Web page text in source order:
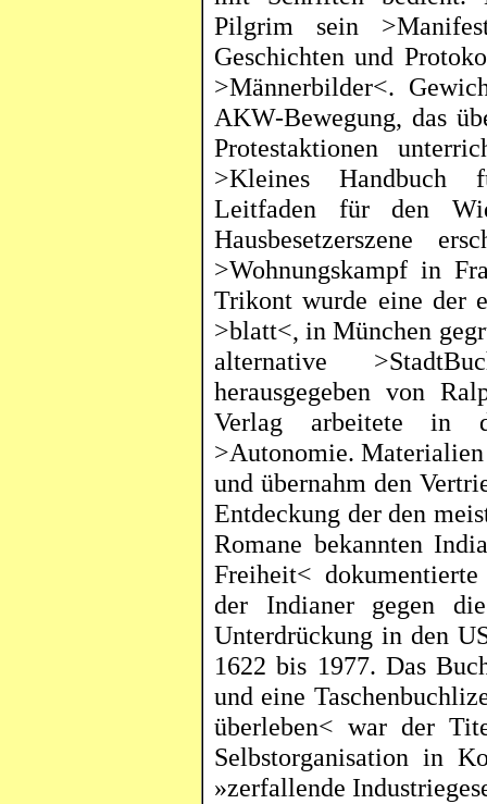
Pilgrim sein
Geschichten und
>Männerbilder<.
AKW-Bewegung, das
Protestaktionen
>Kleines Handbuch
Leitfaden für den
Hausbesetzerszene
>Wohnungskampf in
Trikontwurde eine der
>blatt<, in München
alternative >
herausgegeben von
Verlag arbeitete in
>Autonomie.
und übernahm den
Entdeckung der den
Romane bekannten
Freiheit<
der Indianer gegen
Unterdrückung in den
1622 bis 1977. Das
und eine
überleben< war der
Selbstorganisation in
»zerfallende